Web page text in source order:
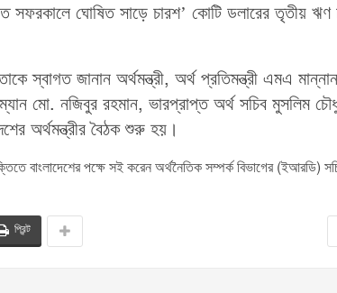
সফরকালে ঘোষিত সাড়ে চারশ’ কোটি ডলারের তৃতীয়
স্বাগত জানান অর্থমন্ত্রী, অর্থ প্রতিমন্ত্রী এমএ
মো. নজিবুর রহমান, ভারপ্রাপ্ত অর্থ সচিব মুসলিম
অর্থমন্ত্রীর বৈঠক শুরু হয়।
বাংলাদেশের পক্ষে সই করেন অর্থনৈতিক সম্পর্ক বিভাগের (ইআরডি)
প্রিন্ট